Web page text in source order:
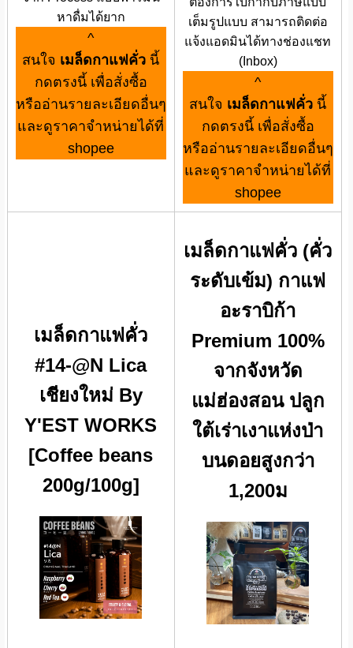
หาดื่มได้ยาก
^
สนใจ เมล็ดกาแฟคั่ว นี้
กดตรงนี้ เพื่อสั่งซื้อ
หรืออ่านรายละเอียดอื่นๆ
และดูราคาจำหน่ายได้ที่
shopee
เต็มรูปแบบ สามารถติดต่อ
แจ้งแอดมินได้ทางช่องแชท
(Inbox)
^
สนใจ เมล็ดกาแฟคั่ว นี้
กดตรงนี้ เพื่อสั่งซื้อ
หรืออ่านรายละเอียดอื่นๆ
และดูราคาจำหน่ายได้ที่
shopee
เมล็ดกาแฟคั่ว
#14-@N Lica
เชียงใหม่ By
Y'EST WORKS
[Coffee beans
200g/100g]
เมล็ดกาแฟคั่ว (คั่ว
ระดับเข้ม) กาแฟ
อะราบิก้า
Premium 100%
จากจังหวัด
แม่ฮ่องสอน ปลูก
ใต้เร่าเงาแห่งป่า
บนดอยสูงกว่า
1,200ม